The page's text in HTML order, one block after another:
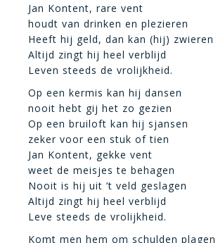
Jan Kontent, rare vent
houdt van drinken en plezieren
Heeft hij geld, dan kan (hij) zwieren
Altijd zingt hij heel verblijd
Leven steeds de vrolijkheid.
Op een kermis kan hij dansen
nooit hebt gij het zo gezien
Op een bruiloft kan hij sjansen
zeker voor een stuk of tien
Jan Kontent, gekke vent
weet de meisjes te behagen
Nooit is hij uit ’t veld geslagen
Altijd zingt hij heel verblijd
Leve steeds de vrolijkheid.
Komt men hem om schulden plagen